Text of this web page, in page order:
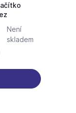
Není
skladem